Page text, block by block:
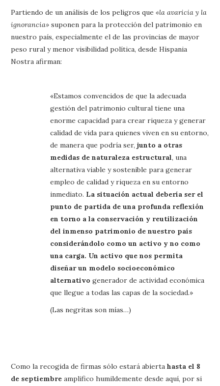
Partiendo de un análisis de los peligros que«la avaricia y la
ignorancia» suponen para la protección del patrimonio en
nuestro país, especialmente el de las provincias de mayor
peso rural y menor visibilidad política, desde Hispania
Nostra afirman:
«Estamos convencidos de que la adecuada
gestión del patrimonio cultural tiene una
enorme capacidad para crear riqueza y generar
calidad de vida para quienes viven en su entorno,
de manera que podría ser,junto a otras
medidas de naturaleza estructural, una
alternativa viable y sostenible para generar
empleo de calidad y riqueza en su entorno
inmediato. La situación actual debería ser el
punto de partida de una profunda reflexión
en torno a la conservación y reutilización
del inmenso patrimonio de nuestro país
considerándolo como un activo y no como
una carga. Un activo que nos permita
diseñar un modelo socioeconómico
alternativo generador de actividad económica
que llegue a todas las capas de la sociedad.»
(Las negritas son mías…)
Como la recogida de firmas sólo estará abiertahasta el 8
de septiembre amplifico humildemente desde aquí, por si